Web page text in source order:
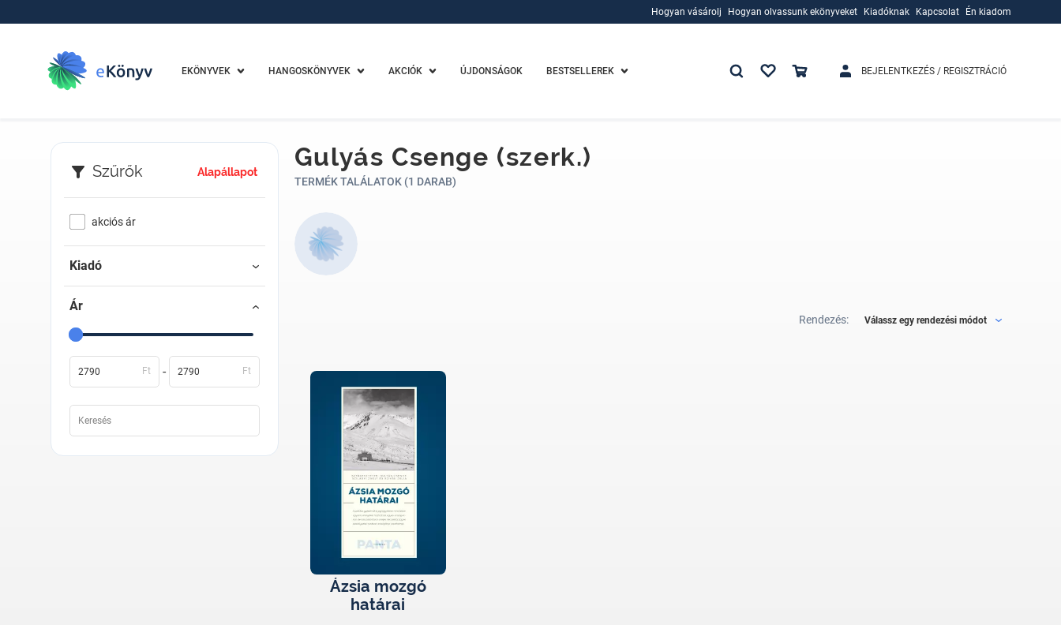
Hogyan vásárolj
Hogyan olvassunk ekönyveket
Kiadóknak
Kapcsolat Én kiadom
EKÖNYVEK HANGOSKÖNYVEK AKCIÓK ÚJDONSÁGOK BESTSELLEREK BEJELENTKEZÉS / REGISZTRÁCIÓ
Szűrők Alapállapot
akciós ár
Kiadó
Ár
Ft - Ft
Gulyás Csenge (szerk.)
TERMÉK TALÁLATOK (1 DARAB)
Rendezés: Válassz egy rendezési módot
Ázsia mozgó
határai